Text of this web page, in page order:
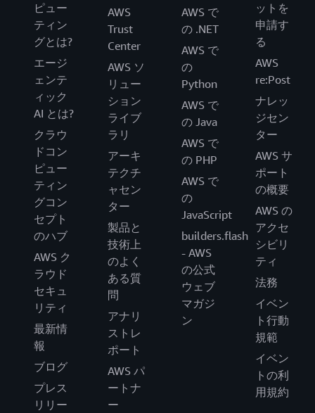
ピュー
ティン
グとは?
エージ
ェンテ
ィック
AI とは?
クラウ
ドコン
ピュー
ティン
グコン
セプト
のハブ
AWS ク
ラウド
セキュ
リティ
最新情
報
ブログ
プレス
リリー
AWS
Trust
Center
AWS ソ
リュー
ション
ライブ
ラリ
アーキ
テクチ
ャセン
ター
製品と
技術上
のよく
ある質
問
アナリ
ストレ
ポート
AWS パ
ートナ
ー
AWS で
の .NET
AWS で
の
Python
AWS で
の Java
AWS で
の PHP
AWS で
の
JavaScript
builders.flash
- AWS
の公式
ウェブ
マガジ
ン
ットを
申請す
る
AWS
re:Post
ナレッ
ジセン
ター
AWS サ
ポート
の概要
AWS の
アクセ
シビリ
ティ
法務
イベン
ト行動
規範
イベン
トの利
用規約